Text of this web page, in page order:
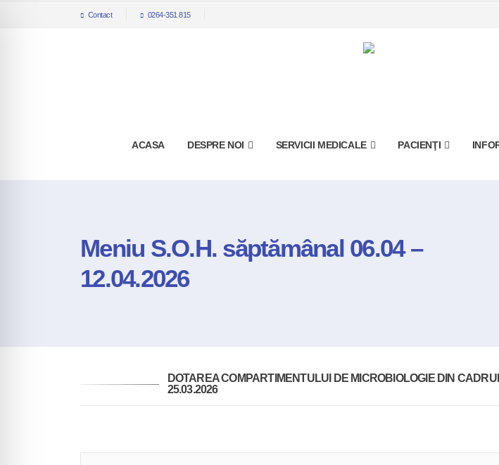
Contact 0264-351 815
ACASA DESPRE NOI SERVICII MEDICALE PACIENŢI
Meniu S.O.H. săptămânal 06.04 –
12.04.2026
DOTAREA COMPARTIMENTULUI DE MICROBIOLOGIE DIN
25.03.2026